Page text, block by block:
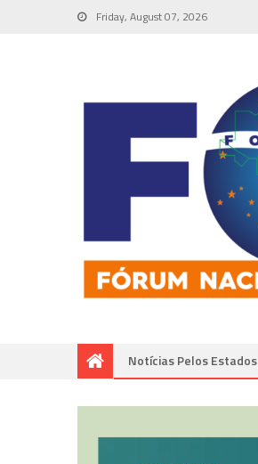
Friday, August 07, 2026
Notícias Pelos Estados